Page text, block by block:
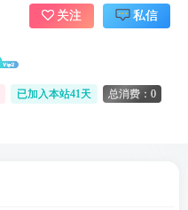
已加入本站41天
总消费：0
关注 私信